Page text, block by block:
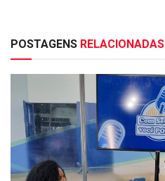
POSTAGENS RELACIONADAS